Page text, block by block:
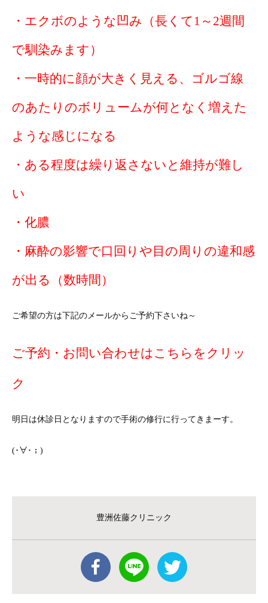
・エクボのような凹み（長くて1～2週間
で馴染みます）
・一時的に顔が大きく見える、ゴルゴ線
のあたりのボリュームが何となく増えた
ような感じになる
・ある程度は繰り返さないと維持が難し
い
・化膿
・麻酔の影響で口回りや目の周りの違和感
が出る（数時間）
ご希望の方は下記のメールからご予約下さいね～
ご予約・お問い合わせはこちらをクリッ
ク
明日は休診日となりますので手術の修行に行ってきまーす。
(･∀･；)
豊洲佐藤クリニック